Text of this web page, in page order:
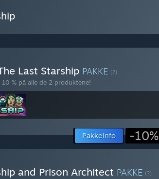
Last Starship PAKKE (?)
% på alle de 2 produktene!
Pakkeinfo -10%
and Prison Architect PAKKE (?)